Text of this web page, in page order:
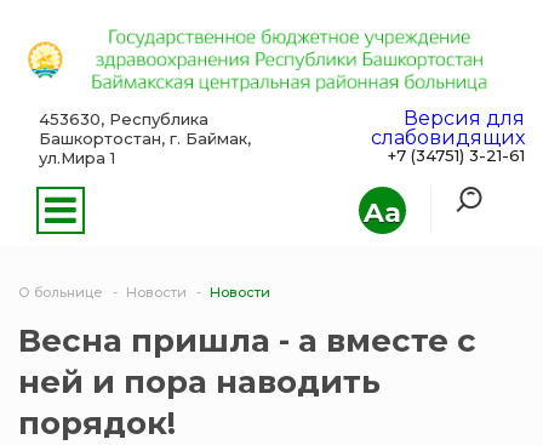
Aa
453630, Республика
Башкортостан, г. Баймак,
ул.Мира 1
Версия для
слабовидящих
+7 (34751) 3-21-61
О больнице Новости Новости
Весна пришла - а вместе с
ней и пора наводить
порядок!